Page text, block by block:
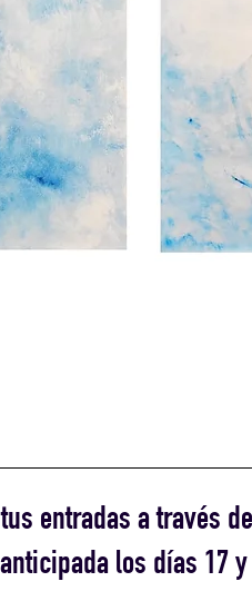
entradas a través
anticipada los días 17 y